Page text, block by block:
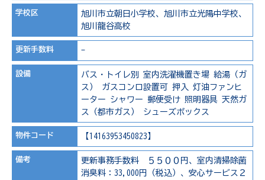
学校区
旭川市立朝日小学校、旭川市立光陽中学校、
旭川龍谷高校
更新手数料 -
設備 バス・トイレ別 室内洗濯機置き場 給湯（ガ
ス）
ガスコンロ設置可 押入
灯油ファンヒ
ーター
シャワー 郵便受け 照明器具 天然ガ
ス（都市ガス）
シューズボックス
物件コード 【14163953450823】
備考
更新事務手数料 ５５００円、室内清掃除菌
消臭料：33,000円（税込）、安心サービス２